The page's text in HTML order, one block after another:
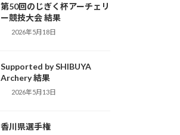
第50回のじぎく杯アーチェリ
ー競技大会 結果
2026年5月18日
Supported by SHIBUYA
Archery 結果
2026年5月13日
香川県選手権